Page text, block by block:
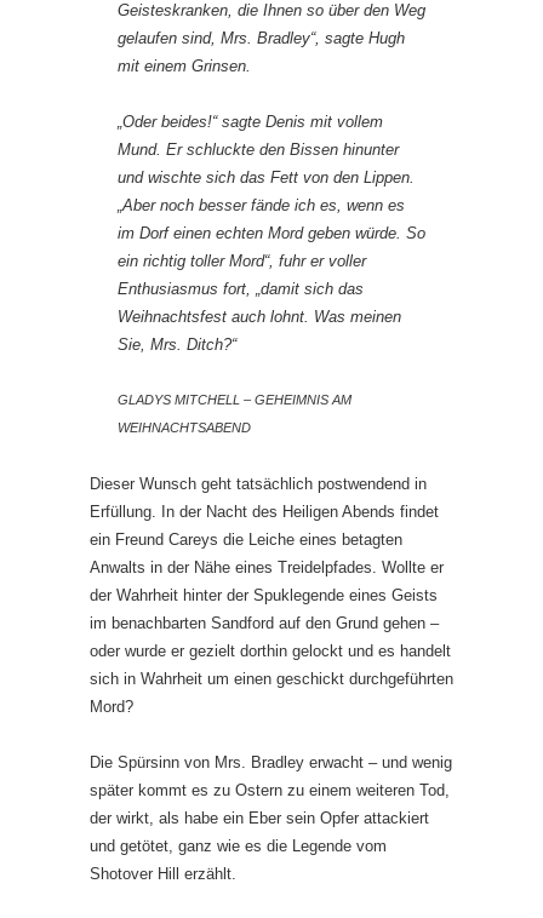
Geisteskranken, die Ihnen so über den Weg
gelaufen sind, Mrs. Bradley“, sagte Hugh
mit einem Grinsen.
„Oder beides!“ sagte Denis mit vollem
Mund. Er schluckte den Bissen hinunter
und wischte sich das Fett von den Lippen.
„Aber noch besser fände ich es, wenn es
im Dorf einen echten Mord geben würde. So
ein richtig toller Mord“, fuhr er voller
Enthusiasmus fort, „damit sich das
Weihnachtsfest auch lohnt. Was meinen
Sie, Mrs. Ditch?“
GLADYS MITCHELL – GEHEIMNIS AM
WEIHNACHTSABEND
Dieser Wunsch geht tatsächlich postwendend in
Erfüllung. In der Nacht des Heiligen Abends findet
ein Freund Careys die Leiche eines betagten
Anwalts in der Nähe eines Treidelpfades. Wollte er
der Wahrheit hinter der Spuklegende eines Geists
im benachbarten Sandford auf den Grund gehen –
oder wurde er gezielt dorthin gelockt und es handelt
sich in Wahrheit um einen geschickt durchgeführten
Mord?
Die Spürsinn von Mrs. Bradley erwacht – und wenig
später kommt es zu Ostern zu einem weiteren Tod,
der wirkt, als habe ein Eber sein Opfer attackiert
und getötet, ganz wie es die Legende vom
Shotover Hill erzählt.